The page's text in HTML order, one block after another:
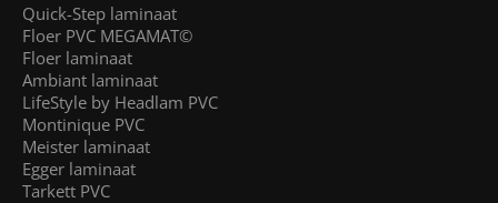
Quick-Step laminaat
Floer PVC MEGAMAT©
Floer laminaat
Ambiant laminaat
LifeStyle by Headlam PVC
Montinique PVC
Meister laminaat
Egger laminaat
Tarkett PVC